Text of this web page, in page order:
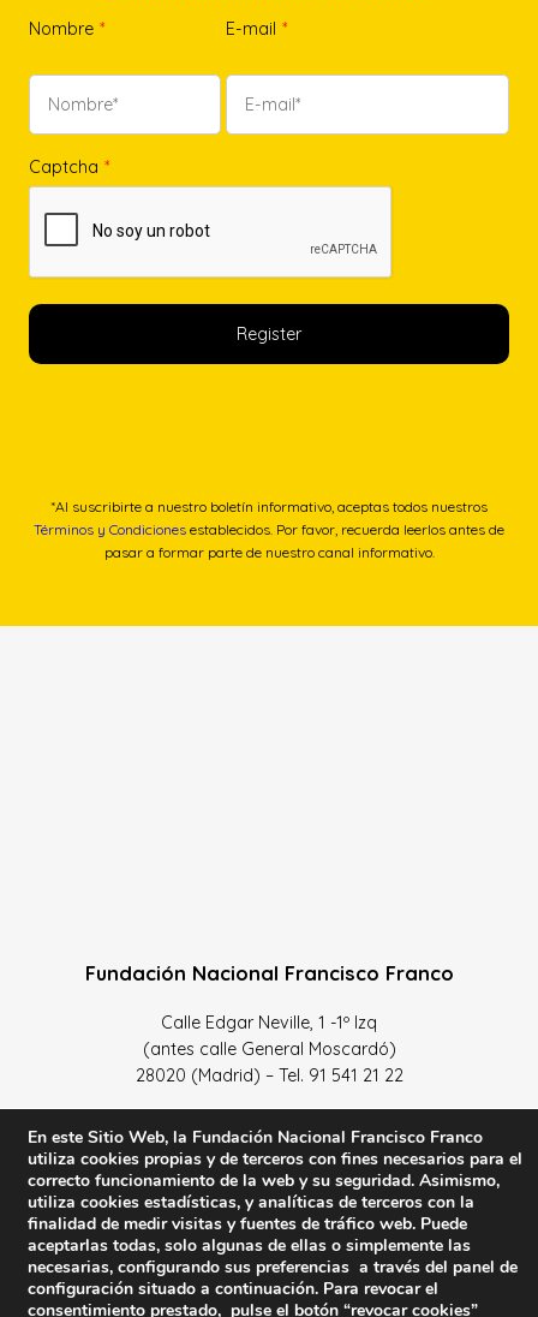
Nombre * E-mail *
Captcha *
*Al suscribirte a nuestro boletín informativo, aceptas todos nuestros
Términos y Condiciones establecidos. Por favor, recuerda leerlos antes de
pasar a formar parte de nuestro canal informativo.
Fundación Nacional Francisco Franco
Calle Edgar Neville, 1 -1º Izq
(antes calle General Moscardó)
28020 (Madrid) – Tel. 91 541 21 22
Política de Privacidad y protección de datos–Sus datos
son seguros–Política de Cookies–Condiciones Generales
de uso
En este Sitio Web, la Fundación Nacional Francisco Franco
utiliza cookies propias y de terceros con fines necesarios para el
correcto funcionamiento de la web y su seguridad. Asimismo,
utiliza cookies estadísticas, y analíticas de terceros con la
finalidad de medir visitas y fuentes de tráfico web. Puede
aceptarlas todas, solo algunas de ellas o simplemente las
necesarias, configurando sus preferencias a través del panel de
configuración situado a continuación. Para revocar el
consentimiento prestado, pulse el botón “revocar cookies”